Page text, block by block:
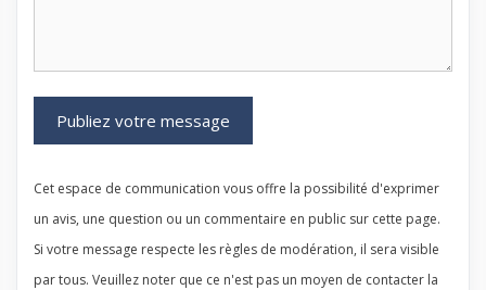
Cet espace de communication vous offre la possibilité d'exprimer
un avis, une question ou un commentaire en public sur cette page.
Si votre message respecte les règles de modération, il sera visible
par tous. Veuillez noter que ce n'est pas un moyen de contacter la